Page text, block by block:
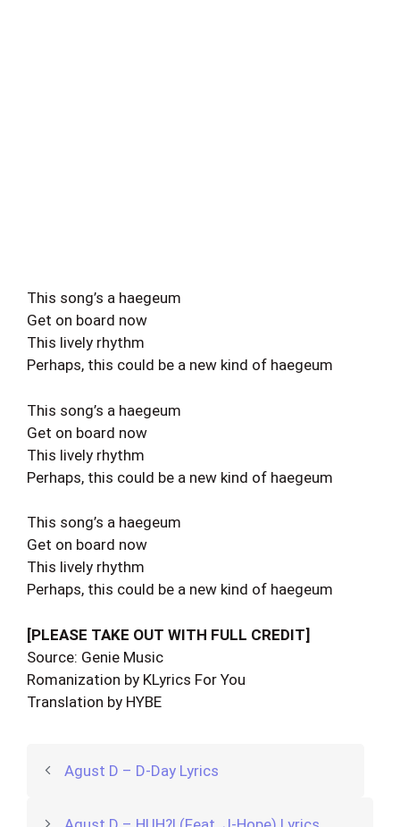
This song’s a haegeum
Get on board now
This lively rhythm
Perhaps, this could be a new kind of haegeum
This song’s a haegeum
Get on board now
This lively rhythm
Perhaps, this could be a new kind of haegeum
This song’s a haegeum
Get on board now
This lively rhythm
Perhaps, this could be a new kind of haegeum
[PLEASE TAKE OUT WITH FULL CREDIT]
Source: Genie Music
Romanization by KLyrics For You
Translation by HYBE
Agust D – D-Day Lyrics